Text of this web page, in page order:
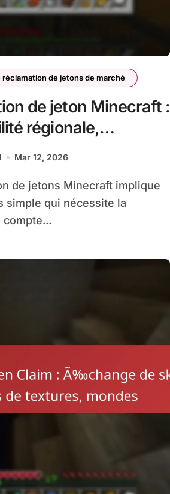
réclamation de jetons de marché
de jeton Minecraft :
régionale,
résolution des
Mar 12, 2026
simple qui nécessite la
compte...